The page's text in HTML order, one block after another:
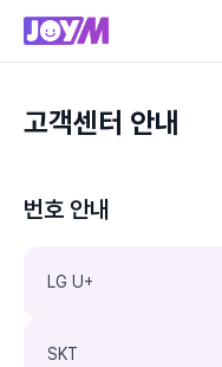
고객센터 안내
번호 안내
LG U+
SKT